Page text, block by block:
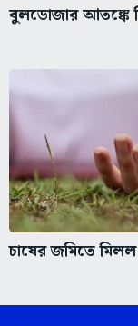
বুলডোজার আতঙ্কে
চাষের জমিতে